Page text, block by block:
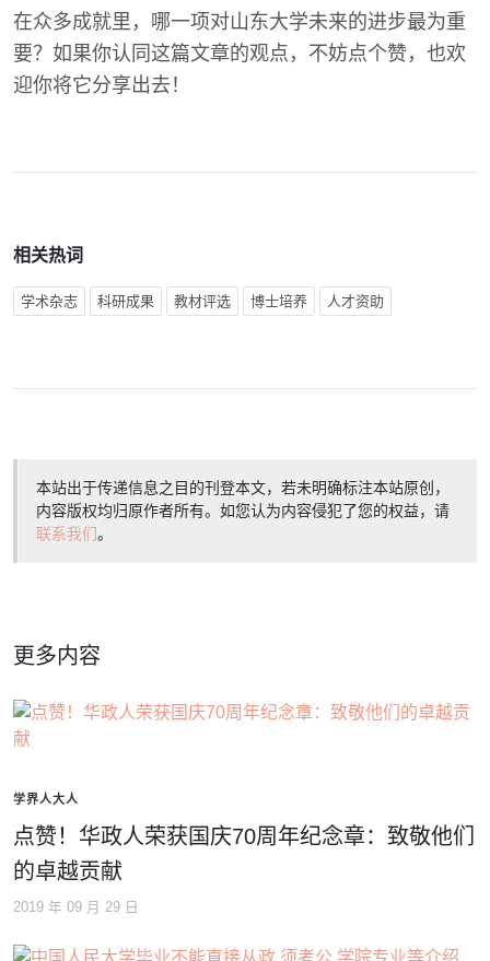
在众多成就里，哪一项对山东大学未来的进步最为重
要？如果你认同这篇文章的观点，不妨点个赞，也欢
迎你将它分享出去！
相关热词
学术杂志 科研成果 教材评选 博士培养 人才资助
本站出于传递信息之目的刊登本文，若未明确标注本站原创，
内容版权均归原作者所有。如您认为内容侵犯了您的权益，请
联系我们。
更多内容
学界人大人
点赞！华政人荣获国庆70周年纪念章：致敬他们
的卓越贡献
2019 年 09 月 29 日